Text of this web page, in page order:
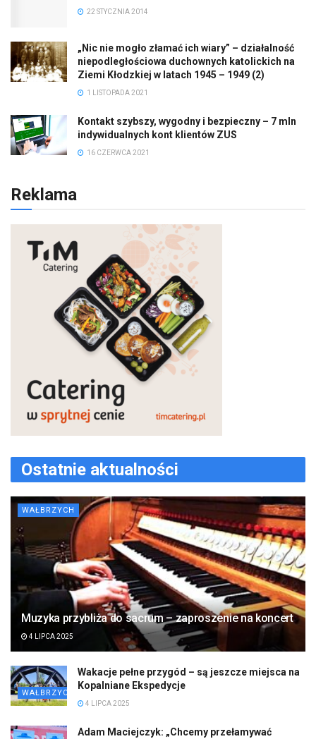
22 STYCZNIA 2014
„Nic nie mogło złamać ich wiary” – działalność
niepodległościowa duchownych katolickich na
Ziemi Kłodzkiej w latach 1945 – 1949 (2)
1 LISTOPADA 2021
Kontakt szybszy, wygodny i bezpieczny – 7 mln
indywidualnych kont klientów ZUS
16 CZERWCA 2021
Reklama
Ostatnie aktualności
WAŁBRZYCH
Muzyka przybliża do sacrum – zaproszenie na koncert
4 LIPCA 2025
WAŁBRZYCH
Wakacje pełne przygód – są jeszcze miejsca na
Kopalniane Ekspedycje
4 LIPCA 2025
Adam Maciejczyk: „Chcemy przełamywać